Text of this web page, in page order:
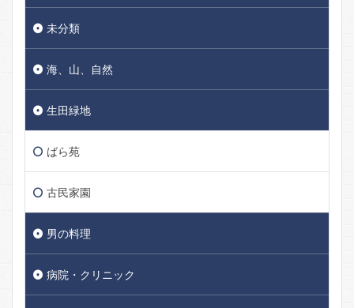
未分類
海、山、自然
生田緑地
ばら苑
古民家園
男の料理
病院・クリニック